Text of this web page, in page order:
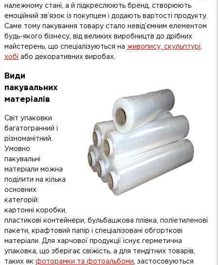
належному стані, а й підкреслюють бренд, створюють
емоційний зв’язок із покупцем і додають вартості продукту.
Саме тому пакування товару стало невід’ємним елементом
будь-якого бізнесу, від великих виробництв до дрібних
майстерень, що спеціалізуються на живопису, скульптурі,
хобі або декоративних виробах.
Види
пакувальних
матеріалів
Світ упаковки
багатогранний і
різноманітний.
Умовно
пакувальні
матеріали можна
поділити на кілька
основних
категорій:
картонні коробки,
пластикові контейнери, бульбашкова плівка, поліетиленові
пакети, крафтовий папір і спеціалізовані обгорткові
матеріали. Для харчової продукції існує герметична
упаковка, що зберігає свіжість, а для тендітних товарів,
таких як фоторамки та фотоальбоми , застосовуються